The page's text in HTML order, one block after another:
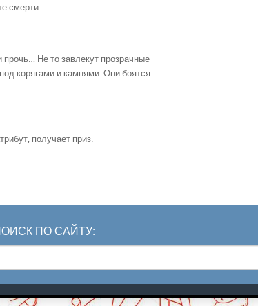
смерти.
Не то завлекут прозрачные
корягами и камнями. Они боятся
получает приз.
ПО САЙТУ: